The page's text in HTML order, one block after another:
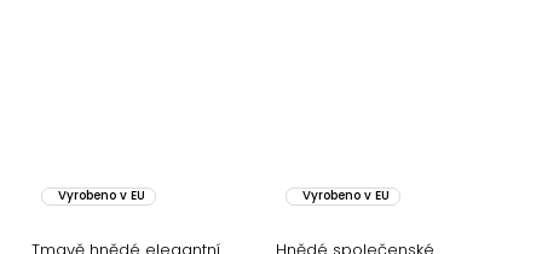
Vyrobeno v EU Vyrobeno v EU